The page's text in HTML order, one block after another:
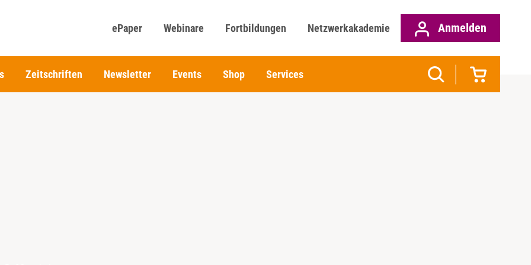
ePaper Webinare Fortbildungen Netzwerkakademie Anmelden
Zeitschriften Newsletter Events Shop Services